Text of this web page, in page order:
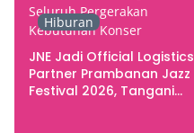
Hiburan
JNE Jadi Official Logistics
Partner Prambanan Jazz
Festival 2026, Tangani